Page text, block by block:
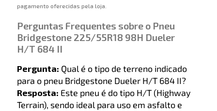
pagamento oferecidas pela loja.
Perguntas Frequentes sobre o Pneu
Bridgestone 225/55R18 98H Dueler
H/T 684 II
Pergunta: Qual é o tipo de terreno indicado
para o pneu Bridgestone Dueler H/T 684 II?
Resposta: Este pneu é do tipo H/T (Highway
Terrain), sendo ideal para uso em asfalto e